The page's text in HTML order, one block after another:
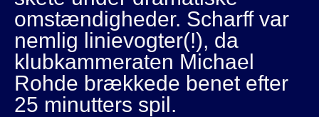
omstændigheder. Scharff var
nemlig linievogter(!), da
klubkammeraten Michael
Rohde brækkede benet efter
25 minutters spil.